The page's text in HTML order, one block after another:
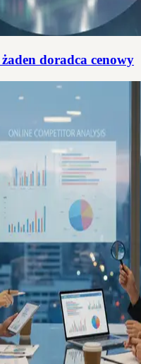
doradca cenowy